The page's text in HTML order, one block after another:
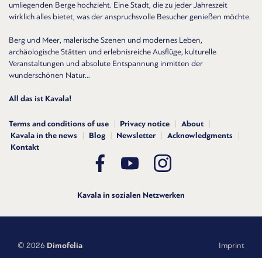
umliegenden Berge hochzieht. Eine Stadt, die zu jeder Jahreszeit
wirklich alles bietet, was der anspruchsvolle Besucher genießen möchte.
Berg und Meer, malerische Szenen und modernes Leben,
archäologische Stätten und erlebnisreiche Ausflüge, kulturelle
Veranstaltungen und absolute Entspannung inmitten der
wunderschönen Natur...
All das ist Kavala!
Terms and conditions of use Privacy notice
About
Kavala in the news
Blog Newsletter
Acknowledgments
Kontakt
Kavala in sozialen Netzwerken
© 2026 Dimofelia Imprint